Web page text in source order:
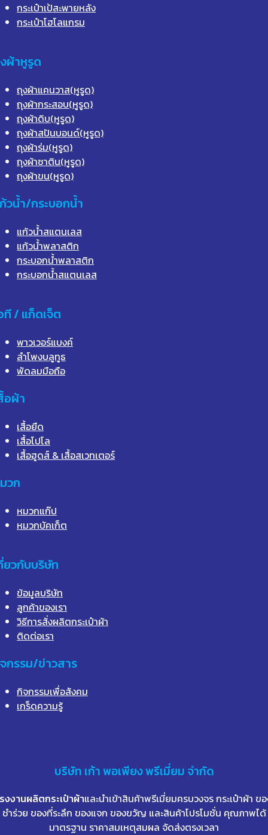
กระเป๋าเป้สะพายหลัง
กระเป๋าโฮโลแกรม
ผ้าหูรูด
ถุงผ้าแคนวาส(หูรูด)
ถุงผ้ากระสอบ(หูรูด)
ถุงผ้าดิบ(หูรูด)
ถุงผ้าสปันบอนด์(หูรูด)
ถุงผ้าร่ม(หูรูด)
ถุงผ้าซาติน(หูรูด)
ถุงผ้าขน(หูรูด)
วน้ำ/กระบอกน้ำ
แก้วน้ำสแตนเลส
แก้วน้ำพลาสติก
กระบอกน้ำพลาสติก
กระบอกน้ำสแตนเลส
ที / แก็ดเจ็ต
พาวเวอร์แบงค์
ลำโพงบลูทูธ
พัดลมมือถือ
อผ้า
เสื้อยืด
เสื้อโปโล
เสื้อฮูดส์ & เสื้อสเวทเตอร์
วก
หมวกแก๊ป
หมวกบัคเก็ต
ยวกับบริษัท
ข้อมูลบริษัท
ลูกค้าของเรา
วิธีการสั่งผลิตกระเป๋าผ้า
ติดต่อเรา
กรรม/ข่าวสาร
กิจกรรมเพื่อสังคม
เกร็ดความรู้
บริษัท เก้าพอเพียง พรีเมี่ยม จำกัด
งงานผลิตกระเป๋าผ้าและนำเข้าสินค้าพรีเมี่ยมครบวงจร กระเป๋าผ้า ข
ชำร่วย ของที่ระลึก ของแจก ของขวัญ และสินค้าโปรโมชั่น คุณภาพได้
มาตรฐาน ราคาสมเหตุสมผล จัดส่งตรงเวลา